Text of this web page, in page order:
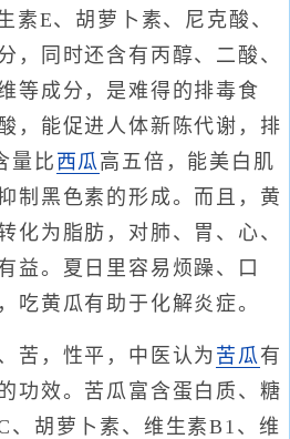
素E、胡萝卜素、尼克酸、
，同时还含有丙醇、二酸、
等成分，是难得的排毒食
，能促进人体新陈代谢，排
量比 西瓜 高五倍，能美白肌
制黑色素的形成。而且，黄
化为脂肪，对肺、胃、心、
益。夏日里容易烦躁、口
吃黄瓜有助于化解炎症。
苦，性平，中医认为 苦瓜 有
功效。苦瓜富含蛋白质、糖
、胡萝卜素、维生素B1、维